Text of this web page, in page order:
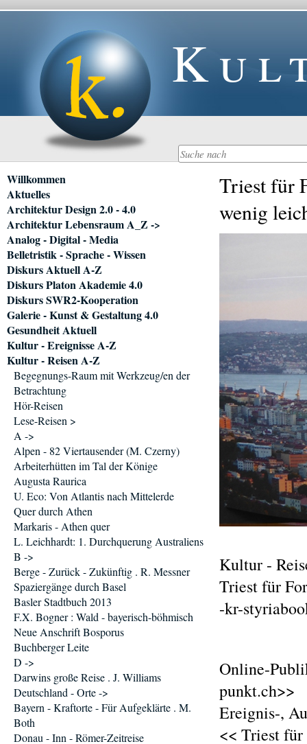
Triest für
wenig
Kultur -
Triest für
-kr-
Online-
punkt.ch>>
Ereignis-,
<< Triest
Navigation
überspringen
Willkommen
Aktuelles
Architektur Design 2.0 - 4.0
Architektur Lebensraum A_Z ->
Analog - Digital - Media
Belletristik - Sprache - Wissen
Diskurs Aktuell A-Z
Diskurs Platon Akademie 4.0
Diskurs SWR2-Kooperation
Galerie - Kunst & Gestaltung 4.0
Gesundheit Aktuell
Kultur - Ereignisse A-Z
Kultur - Reisen A-Z
Begegnungs-Raum mit Werkzeug/en der
Betrachtung
Hör-Reisen
Lese-Reisen >
A ->
Alpen - 82 Viertausender (M. Czerny)
Arbeiterhütten im Tal der Könige
Augusta Raurica
U. Eco: Von Atlantis nach Mittelerde
Quer durch Athen
Markaris - Athen quer
L. Leichhardt: 1. Durchquerung Australiens
B ->
Berge - Zurück - Zukünftig . R. Messner
Spaziergänge durch Basel
Basler Stadtbuch 2013
F.X. Bogner : Wald - bayerisch-böhmisch
Neue Anschrift Bosporus
Buchberger Leite
D ->
Darwins große Reise . J. Williams
Deutschland - Orte ->
Bayern - Kraftorte - Für Aufgeklärte . M.
Both
Donau - Inn - Römer-Zeitreise